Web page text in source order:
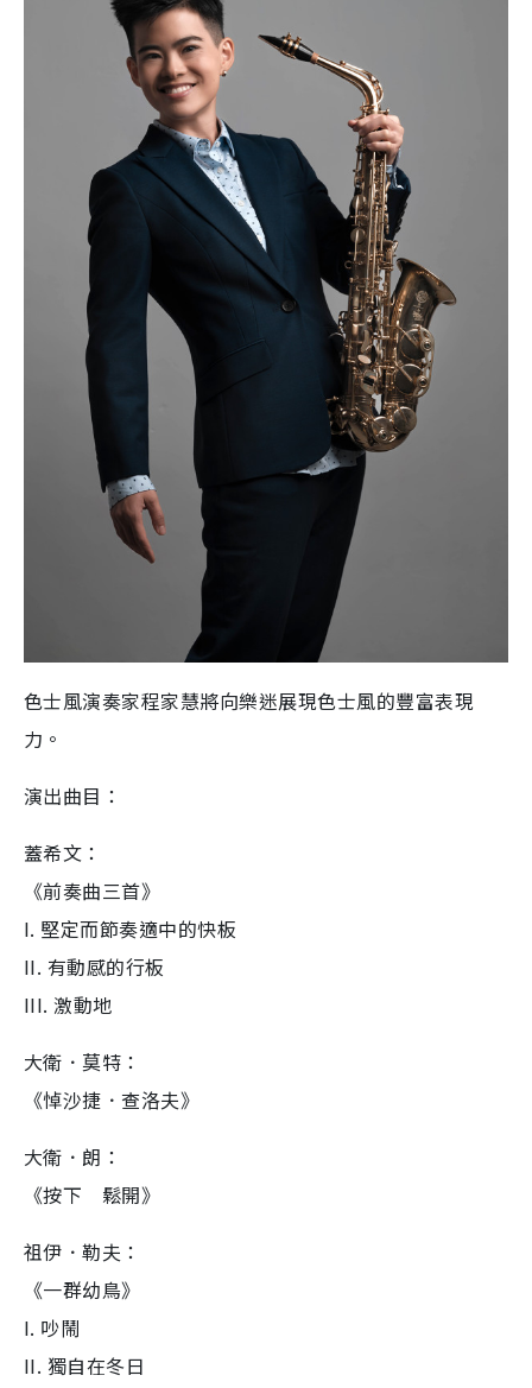
色士風演奏家程家慧將向樂迷展現色士風的豐富表現
力。
演出曲目：
蓋希文：
《前奏曲三首》
I. 堅定而節奏適中的快板
II. 有動感的行板
III. 激動地
大衛．莫特：
《悼沙捷．查洛夫》
大衛．朗：
《按下 鬆開》
祖伊．勒夫：
《一群幼鳥》
I. 吵鬧
II. 獨自在冬日